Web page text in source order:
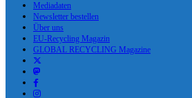
Mediadaten
Newsletter bestellen
Über uns
EU-Recycling Magazin
GLOBAL RECYCLING Magazine